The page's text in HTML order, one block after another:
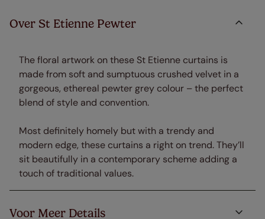
Over St Etienne Pewter
The floral artwork on these St Etienne curtains is
made from soft and sumptuous crushed velvet in a
gorgeous, ethereal pewter grey colour – the perfect
blend of style and convention.
Most definitely homely but with a trendy and
modern edge, these curtains a right on trend. They’ll
sit beautifully in a contemporary scheme adding a
touch of traditional values.
Voor Meer Details